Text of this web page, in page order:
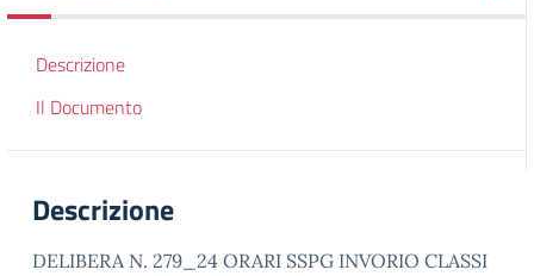
Descrizione
Il Documento
Descrizione
DELIBERA N. 279_24 ORARI SSPG INVORIO CLASSI